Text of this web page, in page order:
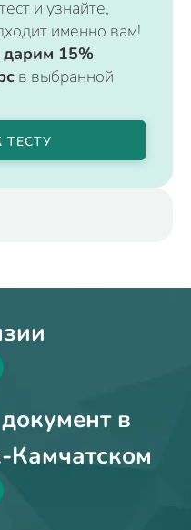
и узнайте,
именно вам!
дарим 15%
в выбранной
ТЕСТУ
в
Камчатском